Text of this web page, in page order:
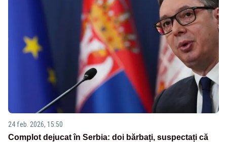
24 feb. 2026, 15:50
Complot dejucat în Serbia: doi bărbați, suspectați că